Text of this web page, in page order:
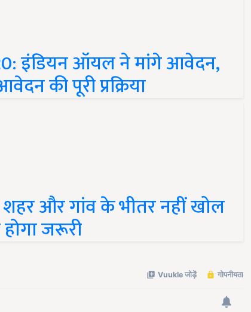
इंडियन ऑयल ने मांगे आवेदन,
की पूरी प्रक्रिया
शहर और गांव के भीतर नहीं खोल
जरूरी